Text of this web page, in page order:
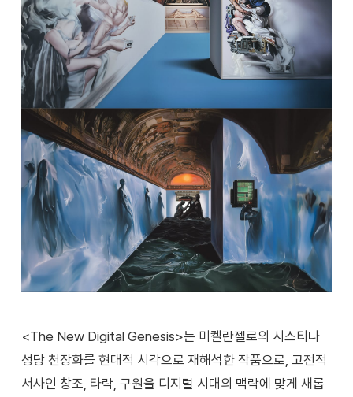
<The New Digital Genesis>는 미켈란젤로의 시스티나
성당 천장화를 현대적 시각으로 재해석한 작품으로, 고전적
서사인 창조, 타락, 구원을 디지털 시대의 맥락에 맞게 새롭